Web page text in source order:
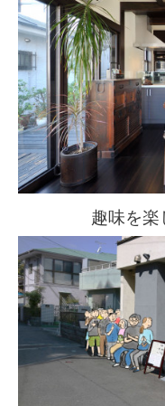
趣味を楽